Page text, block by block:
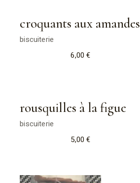
croquants aux amandes
biscuiterie
6,00€
rousquilles à la figue
biscuiterie
5,00€